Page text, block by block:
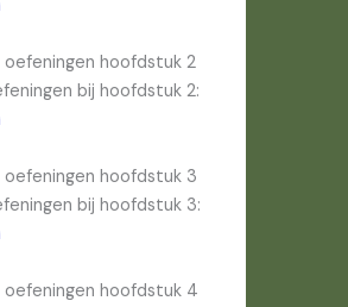
hoofdstuk 2
bij hoofdstuk 2:
hoofdstuk 3
bij hoofdstuk 3:
hoofdstuk 4